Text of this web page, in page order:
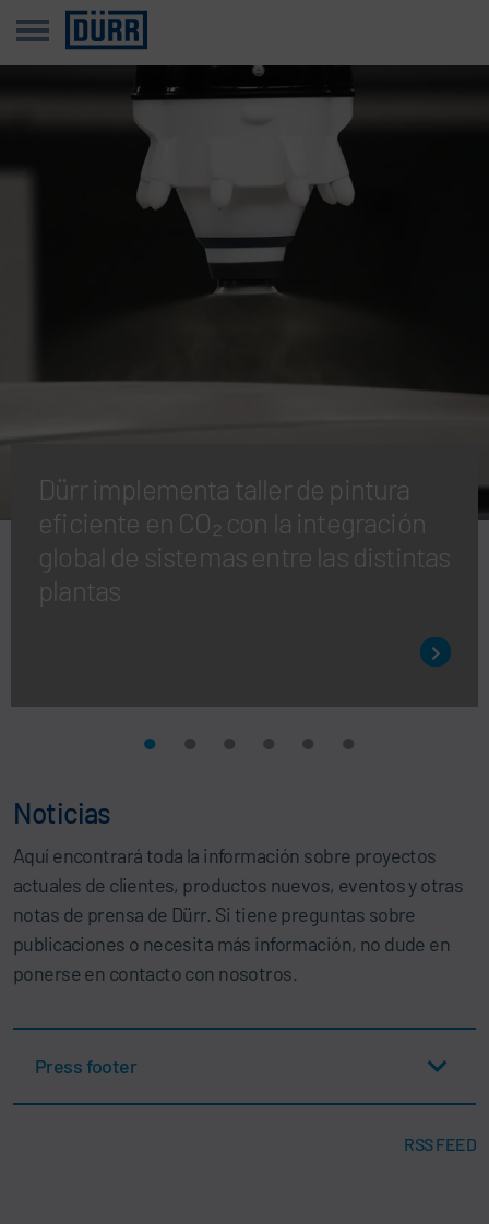
Dürr implementa taller de pintura
eficiente en CO₂ con la integración
global de sistemas entre las distintas
plantas
Noticias
Aquí encontrará toda la información sobre proyectos
actuales de clientes, productos nuevos, eventos y otras
notas de prensa de Dürr. Si tiene preguntas sobre
publicaciones o necesita más información, no dude en
ponerse en contacto con nosotros.
Press footer
RSS FEED